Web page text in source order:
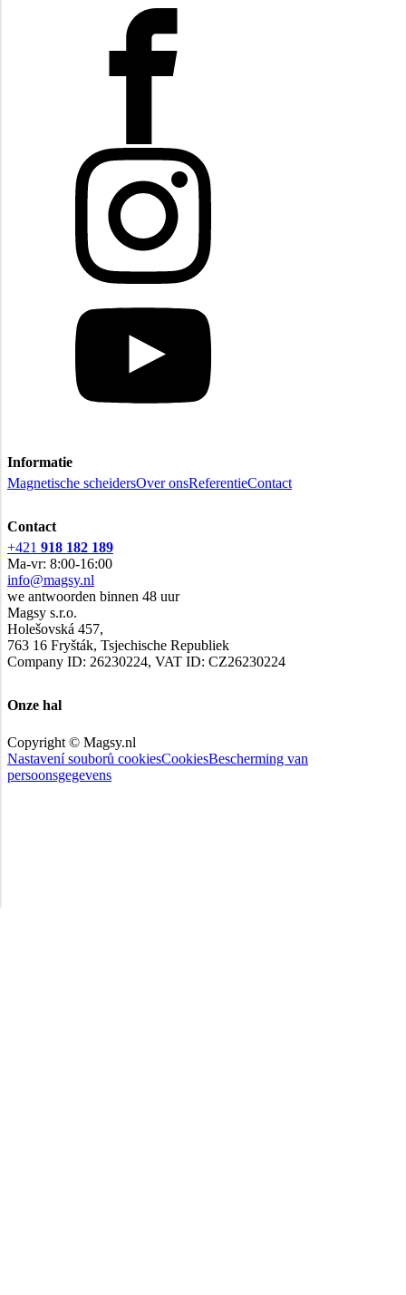
Informatie
Magnetische scheidersOver onsReferentieContact
Contact
+421 918 182 189
Ma-vr: 8:00-16:00
info@magsy.nl
we antwoorden binnen 48 uur
Magsy s.r.o.
Holešovská 457,
763 16 Fryšták, Tsjechische Republiek
Company ID: 26230224, VAT ID: CZ26230224
Onze hal
Copyright © Magsy.nl
Nastavení souborů cookiesCookiesBescherming van
persoonsgegevens